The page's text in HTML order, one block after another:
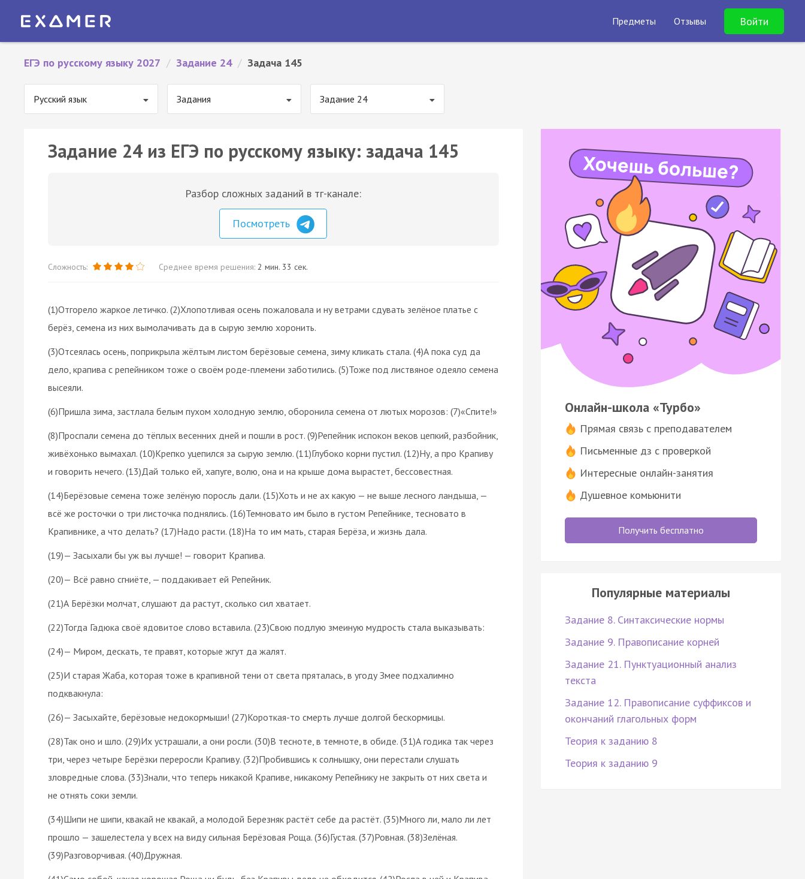
Предметы Отзывы Войти
ЕГЭ по русскому языку 2027 / Задание 24 / Задача 145
Русский язык Задания Задание 24
Задание 24 из ЕГЭ по русскому языку: задача 145
Разбор сложных заданий в тг-канале:
Посмотреть
Сложность: Среднее время решения: 2 мин. 33 сек.
(1)Отгорело жаркое летичко. (2)Хлопотливая осень пожаловала и ну ветрами сдувать зелёное платье с
берёз, семена из них вымолачивать да в сырую землю хоронить.
(3)Отсеялась осень, поприкрыла жёлтым листом берёзовые семена, зиму кликать стала. (4)А пока суд да
дело, крапива с репейником тоже о своём роде-племени заботились. (5)Тоже под листвяное одеяло семена
высеяли.
(6)Пришла зима, застлала белым пухом холодную землю, оборонила семена от лютых морозов: (7)«Спите!»
(8)Проспали семена до тёплых весенних дней и пошли в рост. (9)Репейник испокон веков цепкий, разбойник,
живёхонько вымахал. (10)Крепко уцепился за сырую землю. (11)Глубоко корни пустил. (12)Ну, а про Крапиву
и говорить нечего. (13)Дай только ей, хапуге, волю, она и на крыше дома вырастет, бессовестная.
(14)Берёзовые семена тоже зелёную поросль дали. (15)Хоть и не ах какую — не выше лесного ландыша, —
всё же росточки о три листочка поднялись. (16)Темновато им было в густом Репейнике, тесновато в
Крапивнике, а что делать? (17)Надо расти. (18)На то им мать, старая Берёза, и жизнь дала.
(19)— Засыхали бы уж вы лучше! — говорит Крапива.
(20)— Всё равно сгниёте, — поддакивает ей Репейник.
(21)А Берёзки молчат, слушают да растут, сколько сил хватает.
(22)Тогда Гадюка своё ядовитое слово вставила. (23)Свою подлую змеиную мудрость стала выказывать:
(24)— Миром, дескать, те правят, которые жгут да жалят.
(25)И старая Жаба, которая тоже в крапивной тени от света пряталась, в угоду Змее подхалимно
подквакнула:
(26)— Засыхайте, берёзовые недокормыши! (27)Короткая-то смерть лучше долгой бескормицы.
(28)Так оно и шло. (29)Их устрашали, а они росли. (30)В тесноте, в темноте, в обиде. (31)А годика так через
три, через четыре Берёзки переросли Крапиву. (32)Пробившись к солнышку, они перестали слушать
зловредные слова. (33)Знали, что теперь никакой Крапиве, никакому Репейнику не закрыть от них света и
не отнять соки земли.
(34)Шипи не шипи, квакай не квакай, а молодой Березняк растёт себе да растёт. (35)Много ли, мало ли лет
прошло — зашелестела у всех на виду сильная Берёзовая Роща. (36)Густая. (37)Ровная. (38)Зелёная.
(39)Разговорчивая. (40)Дружная.
Онлайн-школа «Турбо»
Прямая связь с преподавателем
Письменные дз с проверкой
Интересные онлайн-занятия
Душевное комьюнити
Получить бесплатно
Популярные материалы
Задание 8. Синтаксические нормы
Задание 9. Правописание корней
Задание 21. Пунктуационный анализ
текста
Задание 12. Правописание суффиксов и
окончаний глагольных форм
Теория к заданию 8
Теория к заданию 9